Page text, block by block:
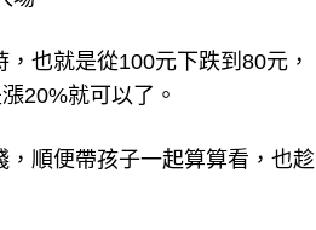
也就是從100元下跌到80元，
20%就可以了。
順便帶孩子一起算算看，也趁